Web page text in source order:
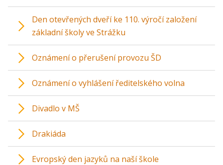
Den otevřených dveří ke 110. výročí založení
základní školy ve Strážku
Oznámení o přerušení provozu ŠD
Oznámení o vyhlášení ředitelského volna
Divadlo v MŠ
Drakiáda
Evropský den jazyků na naší škole